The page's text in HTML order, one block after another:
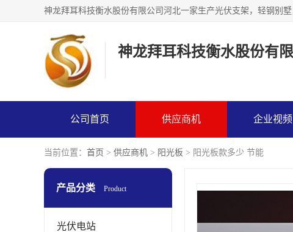
神龙拜耳科技衡水股份有
公司首页 供应商机 企业视频
当前位置： 首页 > 供应商机 > 阳光板 > 阳光板款多少 节能
产品分类 Product
光伏电站